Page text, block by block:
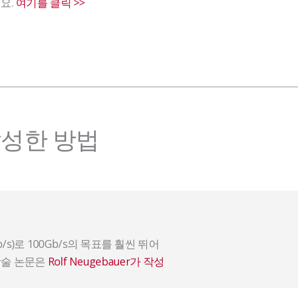
한 방법
로 100Gb/s의 목표를 훨씬 뛰어
논문은 Rolf Neugebauer가 작성